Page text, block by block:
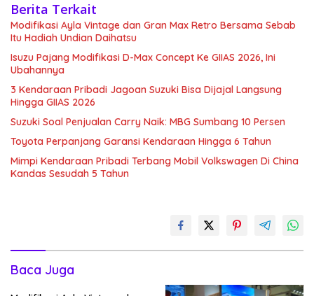
Berita Terkait
Modifikasi Ayla Vintage dan Gran Max Retro Bersama Sebab
Itu Hadiah Undian Daihatsu
Isuzu Pajang Modifikasi D-Max Concept Ke GIIAS 2026, Ini
Ubahannya
3 Kendaraan Pribadi Jagoan Suzuki Bisa Dijajal Langsung
Hingga GIIAS 2026
Suzuki Soal Penjualan Carry Naik: MBG Sumbang 10 Persen
Toyota Perpanjang Garansi Kendaraan Hingga 6 Tahun
Mimpi Kendaraan Pribadi Terbang Mobil Volkswagen Di China
Kandas Sesudah 5 Tahun
Baca Juga